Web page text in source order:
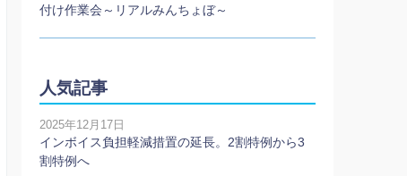
付け作業会～リアルみんちょぼ～
人気記事
2025年12月17日
インボイス負担軽減措置の延長。2割特例から3
割特例へ